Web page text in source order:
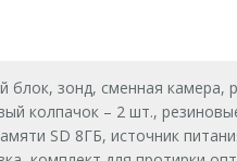
блок, зонд, сменная камера,
колпачок – 2 шт.,
SD 8ГБ, источник